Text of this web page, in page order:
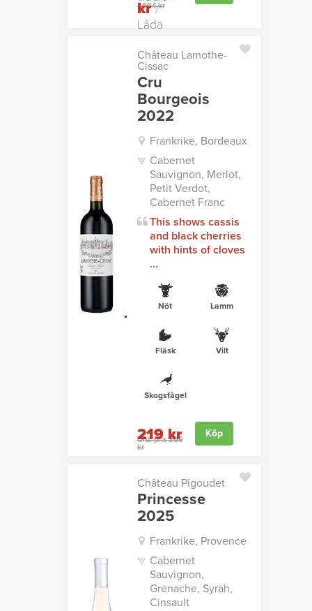
2094 kr
kr/
Låda
Château Lamothe-
Cissac
Cru
Bourgeois
2022
Frankrike, Bordeaux
Cabernet
Sauvignon, Merlot,
Petit Verdot,
Cabernet Franc
This shows cassis
and black cherries
with hints of cloves
...
Nöt Lamm
Fläsk Vilt
Skogsfågel
Ord. pris 269
kr
219 kr Köp
Château Pigoudet
Princesse
2025
Frankrike, Provence
Cabernet
Sauvignon,
Grenache, Syrah,
Cinsault